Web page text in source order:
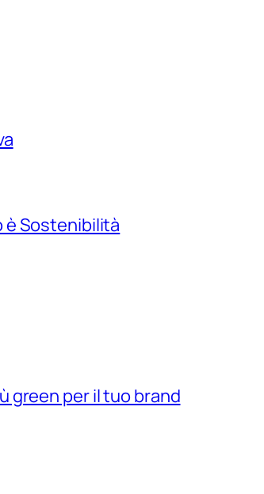
è Sostenibilità
green per il tuo brand